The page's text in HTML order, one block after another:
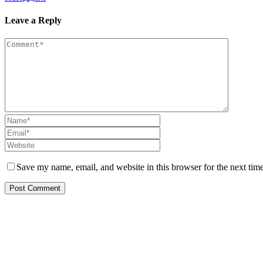
Leave a Reply
Save my name, email, and website in this browser for the next